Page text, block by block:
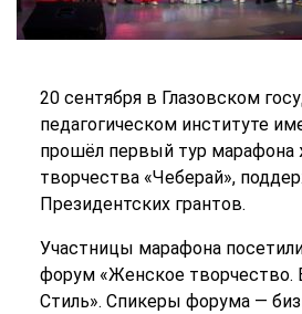
20 сентября в Глазовском
педагогическом институте
прошёл первый тур марафона
творчества «Чеберай»,
Президентских грантов.
Участницы марафона
форум «Женское творчество.
Стиль». Спикеры форума —